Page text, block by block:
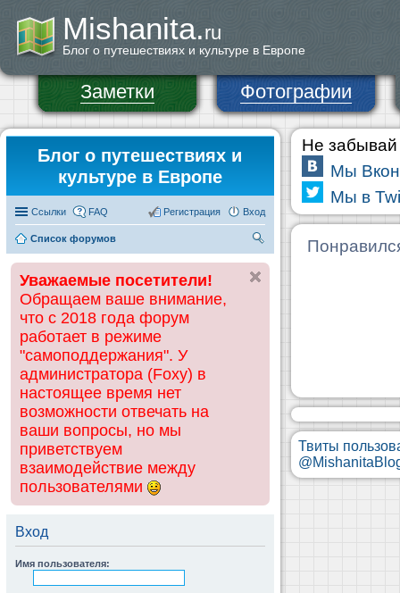
Mishanita.ru
Блог о путешествиях и культуре в Европе
Заметки Фотографии
Блог о путешествиях и
культуре в Европе
Ссылки FAQ Вход
Регистрация
Список форумов
ск
Уважаемые посетители!
Обращаем ваше внимание,
что с 2018 года форум
работает в режиме
"самоподдержания". У
администратора (Foxy) в
настоящее время нет
возможности отвечать на
ваши вопросы, но мы
приветствуем
взаимодействие между
пользователями
Вход
Имя пользователя:
Не забывай
Мы
Мы в
Твиты